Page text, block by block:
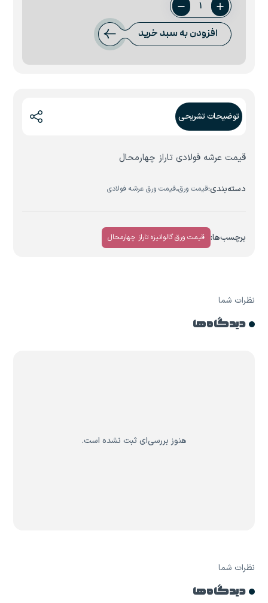
ورق
عرشه
0.9
افزودن به سبد خرید
توضیحات تشریحی
قیمت عرشه فولادی تاراز چهارمحال
دسته‌بندی:قیمت ورق،قیمت ورق عرشه فولادی
برچسب‌ها: قیمت ورق گالوانیزه تاراز چهارمحال
نظرات شما
دیدگاه ها
هنوز بررسی‌ای ثبت نشده است.
نظرات شما
دیدگاه ها